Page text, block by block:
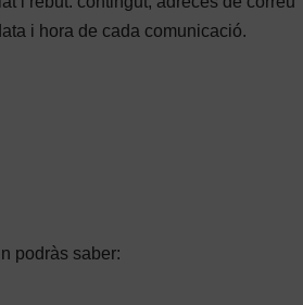
i hora de cada comunicació.
podràs saber: